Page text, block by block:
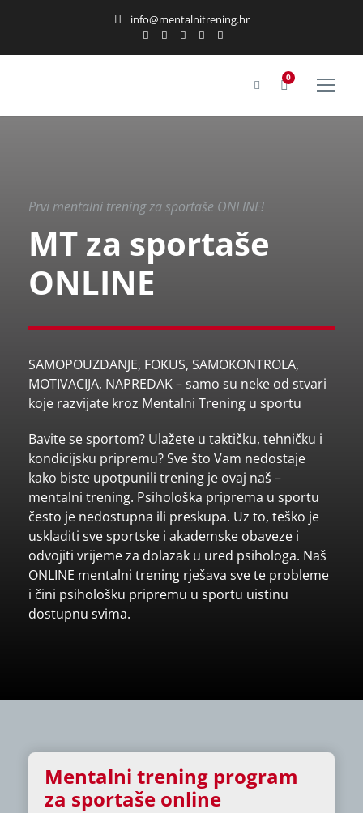
info@mentalnitrening.hr
0
Prvi mentalni trening za sportaše ONLINE!
MT za sportaše
ONLINE
SAMOPOUZDANJE, FOKUS, SAMOKONTROLA,
MOTIVACIJA, NAPREDAK – samo su neke od stvari
koje razvijate kroz Mentalni Trening u sportu
Bavite se sportom? Ulažete u taktičku, tehničku i
kondicijsku pripremu? Sve što Vam nedostaje
kako biste upotpunili trening je ovaj naš –
mentalni trening. Psihološka priprema u sportu
često je nedostupna ili preskupa. Uz to, teško je
uskladiti sve sportske i akademske obaveze i
odvojiti vrijeme za dolazak u ured psihologa. Naš
ONLINE mentalni trening rješava sve te probleme
i čini psihološku pripremu u sportu uistinu
dostupnu svima.
Mentalni trening program
za sportaše online